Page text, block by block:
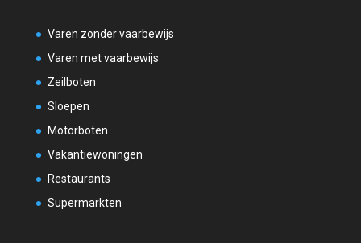
Varen zonder vaarbewijs
Varen met vaarbewijs
Zeilboten
Sloepen
Motorboten
Vakantiewoningen
Restaurants
Supermarkten